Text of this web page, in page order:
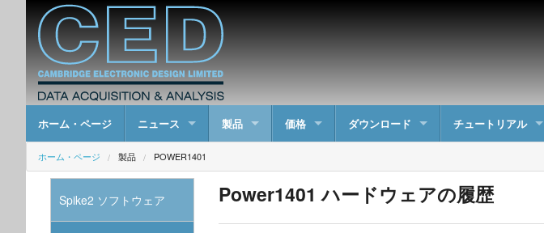
ホーム・ページ ニュース 製品 価格 ダウンロード チュートリアル
ホーム・ページ 製品 POWER1401
Power1401 ハードウェアの履歴
Spike2 ソフトウェア